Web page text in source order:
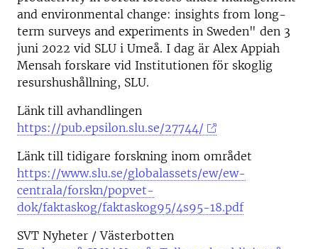
and environmental change: insights from long-
term surveys and experiments in Sweden" den 3
juni 2022 vid SLU i Umeå. I dag är Alex Appiah
Mensah forskare vid Institutionen för skoglig
resurshushållning, SLU.
Länk till avhandlingen
https://pub.epsilon.slu.se/27744/
Länk till tidigare forskning inom området
https://www.slu.se/globalassets/ew/ew-
centrala/forskn/popvet-
dok/faktaskog/faktaskog95/4s95-18.pdf
SVT Nyheter / Västerbotten